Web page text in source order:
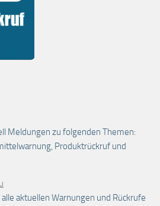
Meldungen zu folgenden Themen:
Produktrückruf und
aktuellen Warnungen und Rückrufe